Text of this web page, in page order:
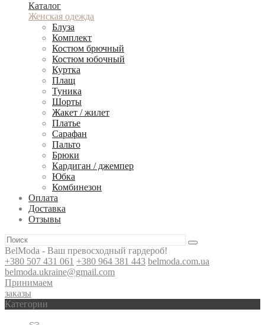
Каталог
Женская одежда
Блуза
Комплект
Костюм брючный
Костюм юбочный
Куртка
Плащ
Туника
Шорты
Жакет / жилет
Платье
Сарафан
Пальто
Брюки
Кардиган / джемпер
Юбка
Комбинезон
Оплата
Доставка
Отзывы
BelModa - Ваш превосходный гардероб!
+380 507 431 061 +380 964 381 443 belmoda.com.ua
belmoda.ukraine@gmail.com
Принимаем
заказы
Категории